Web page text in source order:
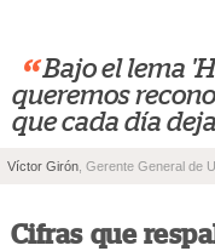
“ Bajo el lema
queremos
que cada día
Víctor Girón , Gerente General de
Cifras que